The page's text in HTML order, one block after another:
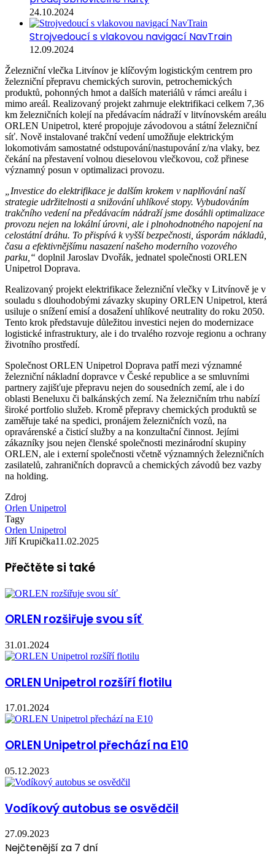
24.10.2024
Strojvedoucí s vlakovou navigací NavTrain
12.09.2024
Železniční vlečka Litvínov je klíčovým logistickým centrem pro
železniční přepravu chemických surovin, petrochemických
produktů, pohonných hmot a dalších materiálů v rámci areálu i
mimo areál. Realizovaný projekt zahrnuje elektrifikaci celkem 7,36
km železničních kolejí na předávacím nádraží v litvínovském areálu
ORLEN Unipetrol, které propojuje závodovou a státní železniční
síť. Nově instalované trakční vedení umožňuje elektrickým
lokomotivám samostatné odstupování/nastupování z/na vlaky, bez
čekání na přestavení volnou dieselovou vlečkovou, což přinese
významný posun v optimalizaci provozu.
„Investice do elektrifikace je dalším krokem v naplňování naší
strategie udržitelnosti a snižování uhlíkové stopy. Vybudováním
trakčního vedení na předávacím nádraží jsme dosáhli optimalizace
provozu nejen na lokální úrovni, ale i plnohodnotného napojení na
celostátní dráhu. To přispívá k vyšší bezpečnosti, úsporám nákladů,
času a efektivnějšímu nasazení našeho moderního vozového
parku,“ doplnil Jaroslav Dvořák, jednatel společnosti ORLEN
Unipetrol Doprava.
Realizovaný projekt elektrifikace železniční vlečky v Litvínově je v
souladu s dlouhodobými závazky skupiny ORLEN Unipetrol, která
usiluje o snížení emisí a dosažení uhlíkové neutrality do roku 2050.
Tento krok představuje důležitou investici nejen do modernizace
logistické infrastruktury, ale i do trvalého rozvoje regionu a ochrany
životního prostředí.
Společnost ORLEN Unipetrol Doprava patří mezi významné
železniční nákladní dopravce v České republice a se smluvními
partnery zajišťuje přepravu nejen do sousedních zemí, ale i do
oblasti Beneluxu či balkánských zemí. Na železničním trhu nabízí
široké portfolio služeb. Kromě přepravy chemických produktů se
zaměřuje také na spedici, pronájem železničních vozů, na
opravárenské a čisticí služby a na konzultační činnost. Jejími
zákazníky jsou nejen členské společnosti mezinárodní skupiny
ORLEN, ale i externí společnosti včetně významných železničních
zasilatelů, zahraničních dopravců a chemických závodů bez vazby
na holding.
Zdroj
Orlen Unipetrol
Tagy
Orlen Unipetrol
Jiří Krupička11.02.2025
Přečtěte si také
ORLEN rozšiřuje svou síť
31.01.2024
ORLEN Unipetrol rozšíří flotilu
17.01.2024
ORLEN Unipetrol přechází na E10
05.12.2023
Vodíkový autobus se osvědčil
27.09.2023
Nejčtenější za 7 dní